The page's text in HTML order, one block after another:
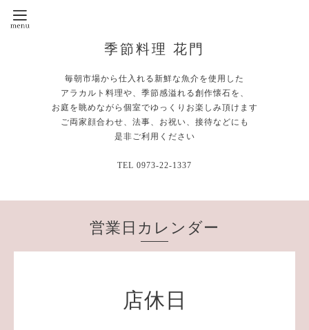
季節料理 花門
毎朝市場から仕入れる新鮮な魚介を使用した
アラカルト料理や、季節感溢れる創作懐石を、
お庭を眺めながら個室でゆっくりお楽しみ頂けます
ご両家顔合わせ、法事、お祝い、接待などにも
是非ご利用ください
TEL 0973-22-1337
営業日カレンダー
店休日